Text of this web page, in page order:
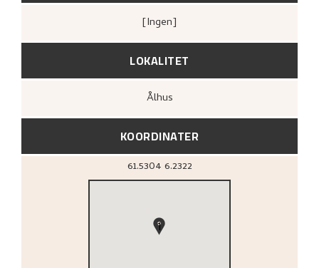
[ingen]
LOKALITET
Ålhus
KOORDINATER
61.5304 6.2322
1